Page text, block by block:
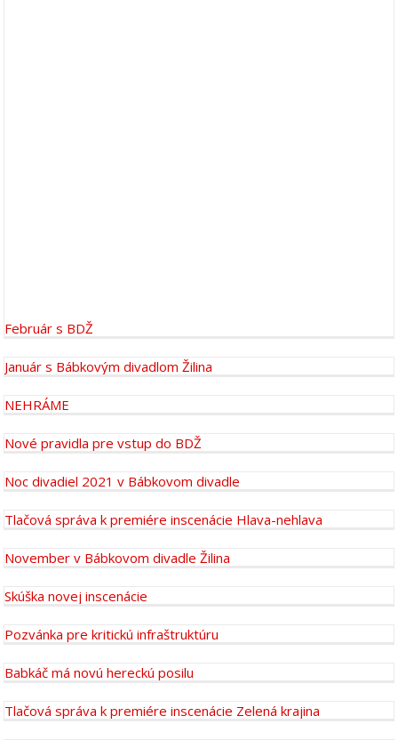
Február s BDŽ
Január s Bábkovým divadlom Žilina
NEHRÁME
Nové pravidla pre vstup do BDŽ
Noc divadiel 2021 v Bábkovom divadle
Tlačová správa k premiére inscenácie Hlava-nehlava
November v Bábkovom divadle Žilina
Skúška novej inscenácie
Pozvánka pre kritickú infraštruktúru
Babkáč má novú hereckú posilu
Tlačová správa k premiére inscenácie Zelená krajina